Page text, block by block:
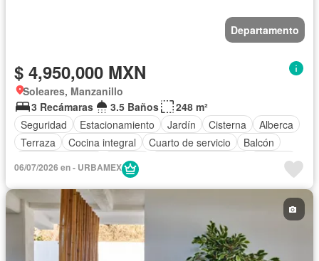
Departamento
$ 4,950,000 MXN
Soleares, Manzanillo
3 Recámaras
3.5 Baños
248 m²
Seguridad
Estacionamiento Jardín Cisterna
Alberca
Terraza
Cocina integral Cuarto de servicio
Balcón
Internet
Bodega
Circuito cerrado de televisión
Cuarto de Limpieza
Vista panorámica
Recámara con closet
Caseta de vigilancia
Permite niños
Completamente amueblado
06/07/2026 en - URBAMEX